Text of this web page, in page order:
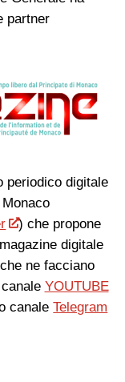
partner
digitale
) che propone
digitale
ne facciano
YOUTUBE
canaleTelegram